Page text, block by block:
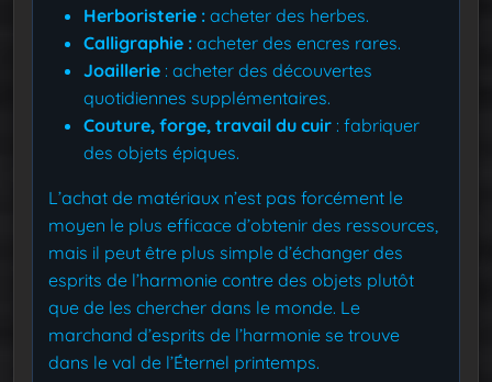
Herboristerie : acheter des herbes.
Calligraphie : acheter des encres rares.
Joaillerie : acheter des découvertes
quotidiennes supplémentaires.
Couture, forge, travail du cuir : fabriquer
des objets épiques.
L’achat de matériaux n’est pas forcément le
moyen le plus efficace d’obtenir des ressources,
mais il peut être plus simple d’échanger des
esprits de l’harmonie contre des objets plutôt
que de les chercher dans le monde. Le
marchand d’esprits de l’harmonie se trouve
dans le val de l’Éternel printemps.